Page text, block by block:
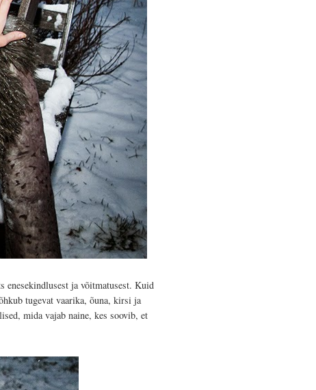
enesekindlusest ja võitmatusest. Kuid
tugevat vaarika, õuna, kirsi ja
mida vajab naine, kes soovib, et